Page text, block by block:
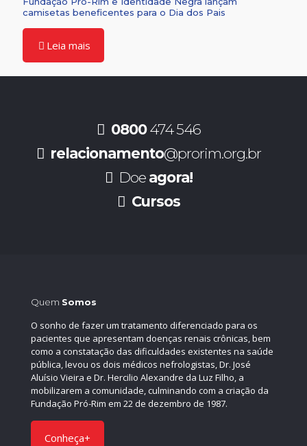
camisetas beneficentes para o Dia dos Pais
Leia mais
0800474 546
relacionamento@prorim.org.br
Doe agora!
Cursos
Quem Somos
O sonho de fazer um tratamento diferenciado para os
pacientes que apresentam doenças renais crônicas, bem
como a constatação das dificuldades existentes na saúde
pública, levou os dois médicos nefrologistas, Dr. José
Aluísio Vieira e Dr. Hercilio Alexandre da Luz Filho, a
mobilizarem a comunidade, culminando com a criação da
Fundação Pró-Rim em 22 de dezembro de 1987.
Conheça+